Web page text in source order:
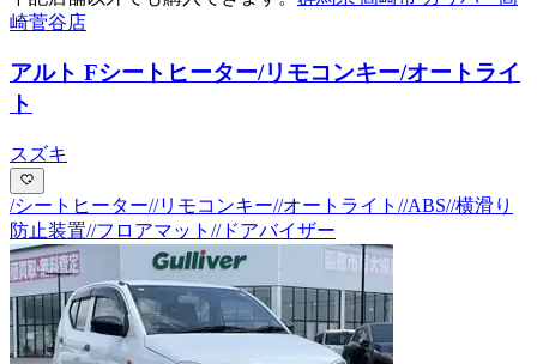
崎菅谷店
アルト Fシートヒーター/リモコンキー/オートライ
ト
スズキ
/シートヒーター//リモコンキー//オートライト//ABS//横滑り
防止装置//フロアマット//ドアバイザー